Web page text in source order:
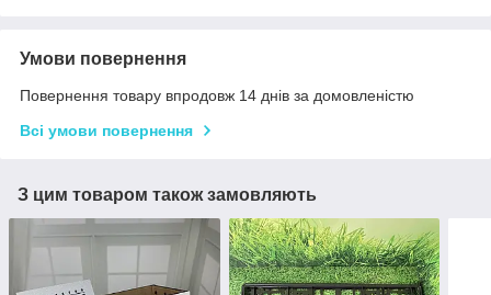
Умови повернення
Повернення товару впродовж 14 днів за домовленістю
Всі умови повернення
З цим товаром також замовляють